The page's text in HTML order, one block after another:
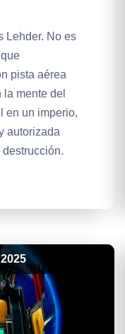
Lehder. No es
pista aérea
mente del
en un imperio,
autorizada